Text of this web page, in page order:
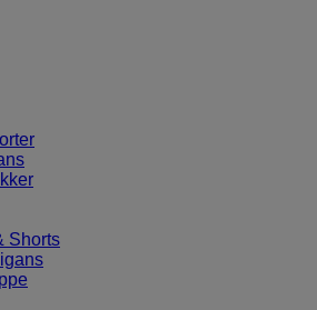
Shorts